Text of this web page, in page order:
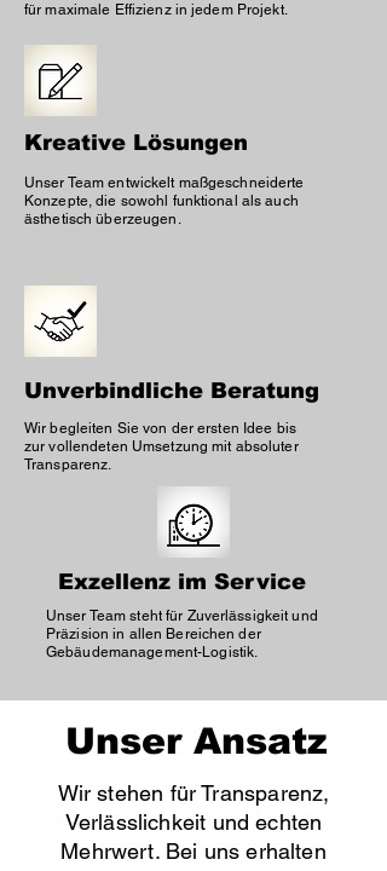
für maximale Effizienz in jedem Projekt.
Kreative Lösungen
Unser Team entwickelt maßgeschneiderte
Konzepte, die sowohl funktional als auch
ästhetisch überzeugen.
Unverbindliche Beratung
Wir begleiten Sie von der ersten Idee bis
zur vollendeten Umsetzung mit absoluter
Transparenz.
Exzellenz im Service
Unser Team steht für Zuverlässigkeit und
Präzision in allen Bereichen der
Gebäudemanagement-Logistik.
Unser Ansatz
Wir stehen für Transparenz,
Verlässlichkeit und echten
Mehrwert. Bei uns erhalten